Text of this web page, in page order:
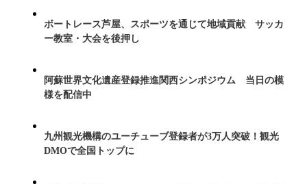
ボートレース芦屋、スポーツを通じて地域貢献 サッカ
ー教室・大会を後押し
阿蘇世界文化遺産登録推進関西シンポジウム 当日の模
様を配信中
九州観光機構のユーチューブ登録者が3万人突破！観光
DMOで全国トップに